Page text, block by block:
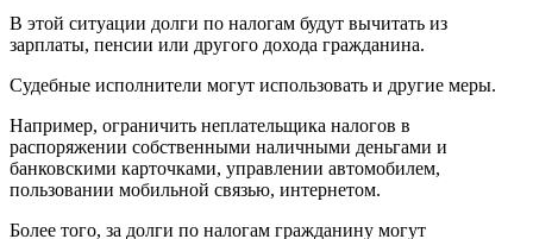
В этой ситуации долги по налогам будут вычитать из
зарплаты, пенсии или другого дохода гражданина.
Судебные исполнители могут использовать и другие меры.
Например, ограничить неплательщика налогов в
распоряжении собственными наличными деньгами и
банковскими карточками, управлении автомобилем,
пользовании мобильной связью, интернетом.
Более того, за долги по налогам гражданину могут